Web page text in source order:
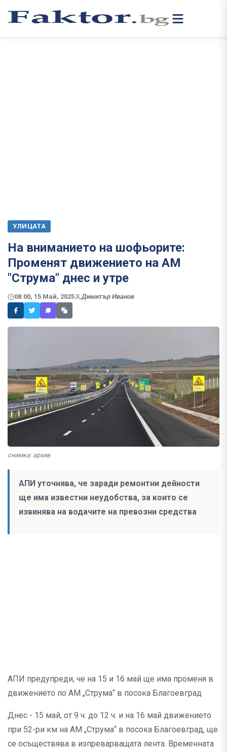
УЛИЦАТА
На вниманието на шофьорите:
Променят движението на АМ
"Струма" днес и утре
08:00, 15 Май, 2025 Димитър Иванов
снимка: архив
АПИ уточнява, че заради ремонтни дейности
ще има известни неудобства, за които се
извинява на водачите на превозни средства
АПИ предупреди, че на 15 и 16 май ще има променя в
движението по АМ „Струма“ в посока Благоевград
Днес - 15 май, от 9 ч. до 12 ч. и на 16 май движението
при 52-ри км на АМ „Струма“ в посока Благоевград, ще
се осъществява в изпреварващата лента. Временната